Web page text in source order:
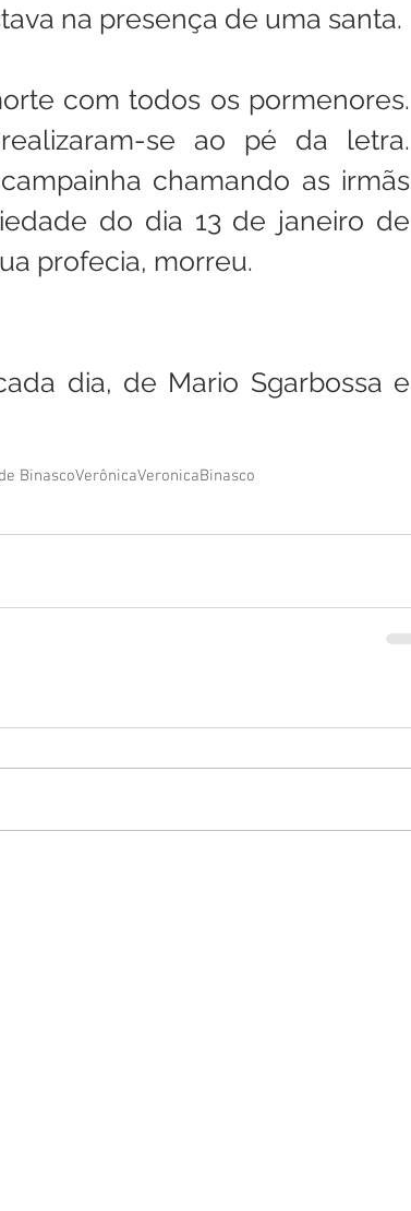
na presença de uma santa.
com todos os pormenores.
se ao pé da letra.
chamando as irmãs
do dia 13 de janeiro de
profecia, morreu.
dia, de Mario Sgarbossa e
BinascoVerônicaVeronicaBinasco